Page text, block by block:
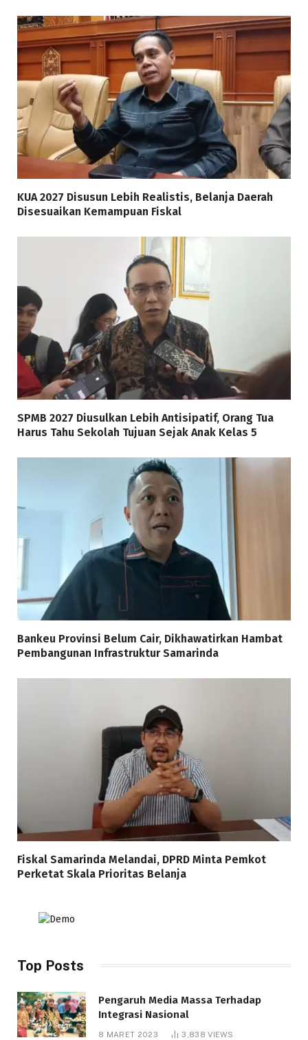
KUA 2027 Disusun Lebih Realistis, Belanja Daerah
Disesuaikan Kemampuan Fiskal
SPMB 2027 Diusulkan Lebih Antisipatif, Orang Tua
Harus Tahu Sekolah Tujuan Sejak Anak Kelas 5
Bankeu Provinsi Belum Cair, Dikhawatirkan Hambat
Pembangunan Infrastruktur Samarinda
Fiskal Samarinda Melandai, DPRD Minta Pemkot
Perketat Skala Prioritas Belanja
Top Posts
Pengaruh Media Massa Terhadap
Integrasi Nasional
8 MARET 2023 3,838VIEWS